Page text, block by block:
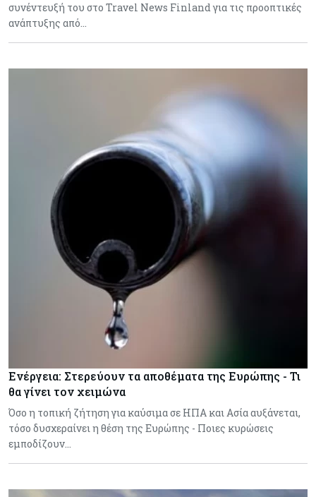
συνέντευξή του στο Travel News Finland για τις προοπτικές
ανάπτυξης από…
Ενέργεια: Στερεύουν τα αποθέματα της Ευρώπης - Τι
θα γίνει τον χειμώνα
Όσο η τοπική ζήτηση για καύσιμα σε ΗΠΑ και Ασία αυξάνεται,
τόσο δυσχεραίνει η θέση της Ευρώπης - Ποιες κυρώσεις
εμποδίζουν…